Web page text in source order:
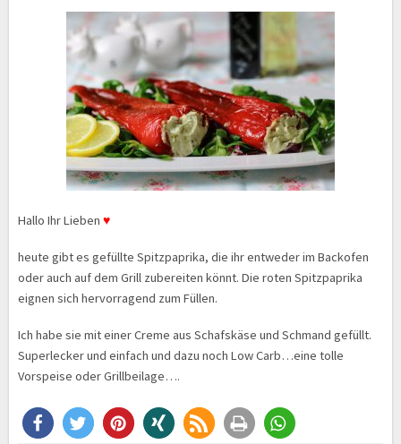
Hallo Ihr Lieben ♥
heute gibt es gefüllte Spitzpaprika, die ihr entweder im Backofen
oder auch auf dem Grill zubereiten könnt. Die roten Spitzpaprika
eignen sich hervorragend zum Füllen.
Ich habe sie mit einer Creme aus Schafskäse und Schmand gefüllt.
Superlecker und einfach und dazu noch Low Carb…eine tolle
Vorspeise oder Grillbeilage….